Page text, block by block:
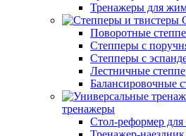
Тренажеры для
Поворотные
Степперы с
Степперы с
Лестничные
Балансировочные
тренажеры
Стол-реформер для